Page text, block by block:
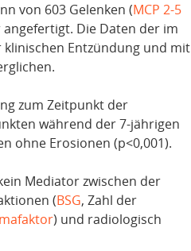
von 603 Gelenken (MCP 2-5
Die Daten der im
Entzündung und mit
zum Zeitpunkt der
während der 7-jährigen
ohne Erosionen (p<0,001).
Mediator zwischen der
(BSG, Zahl der
) und radiologisch